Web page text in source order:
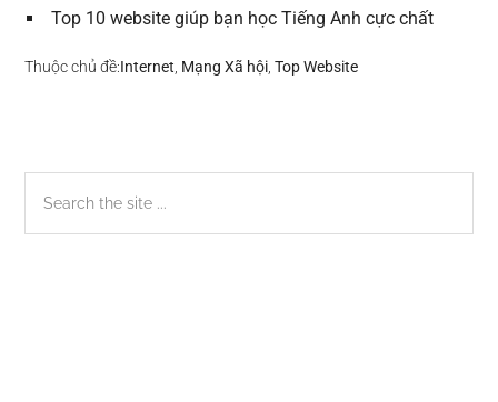
Top 10 website giúp bạn học Tiếng Anh cực chất
Thuộc chủ đề:Internet, Mạng Xã hội,Top Website
Sidebar
chính
the